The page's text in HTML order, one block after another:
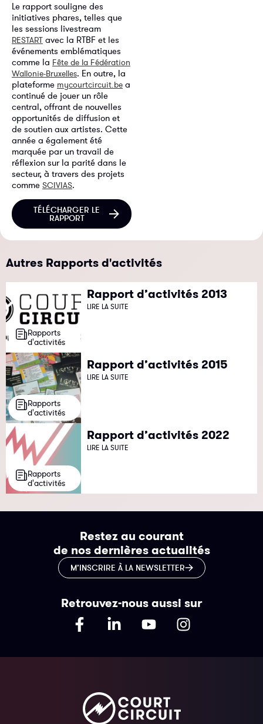
Le rapport souligne des
initiatives phares, telles que
les sessions livestream
RESTART avec la RTBF et les
événements emblématiques
comme la Fête de la Fédération
Wallonie-Bruxelles. En outre, la
plateforme mycourtcircuit.be a
continué de jouer un rôle
central, offrant de nouvelles
opportunités de diffusion et
de soutien aux artistes. Cette
année a également été
marquée par un travail de
réflexion sur la parité dans le
secteur, à travers des projets
comme SCIVIAS.
TÉLÉCHARGER LE
RAPPORT
Autres Rapports d'activités
Rapports
d'activités
Rapport d’activités 2013
LIRE LA SUITE
Rapports
d'activités
Rapport d’activités 2015
LIRE LA SUITE
Rapports
d'activités
Rapport d’activités 2022
LIRE LA SUITE
Restez au courant
de nos dernières actualités
M’INSCRIRE À LA NEWSLETTER
Retrouvez-nous aussi sur